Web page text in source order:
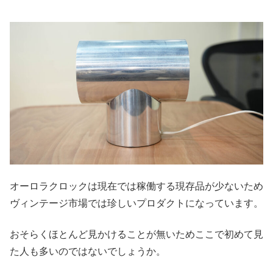
オーロラクロックは現在では稼働する現存品が少ないため
ヴィンテージ市場では珍しいプロダクトになっています。
おそらくほとんど見かけることが無いためここで初めて見
た人も多いのではないでしょうか。